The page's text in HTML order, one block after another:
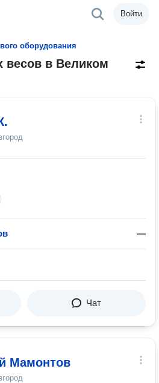
Войти
оборудования
весов в Великом
—
Чат
Мамонтов